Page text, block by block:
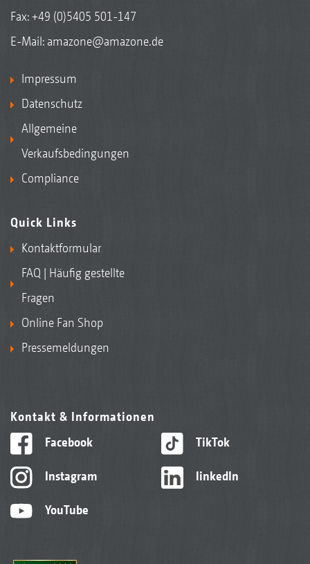
Fax: +49 (0)5405 501-147
E-Mail: amazone@amazone.de
Impressum
Datenschutz
Allgemeine
Verkaufsbedingungen
Compliance
Quick Links
Kontaktformular
FAQ | Häufig gestellte
Fragen
Online Fan Shop
Pressemeldungen
Kontakt & Informationen
Facebook
Instagram
YouTube
TikTok
linkedIn